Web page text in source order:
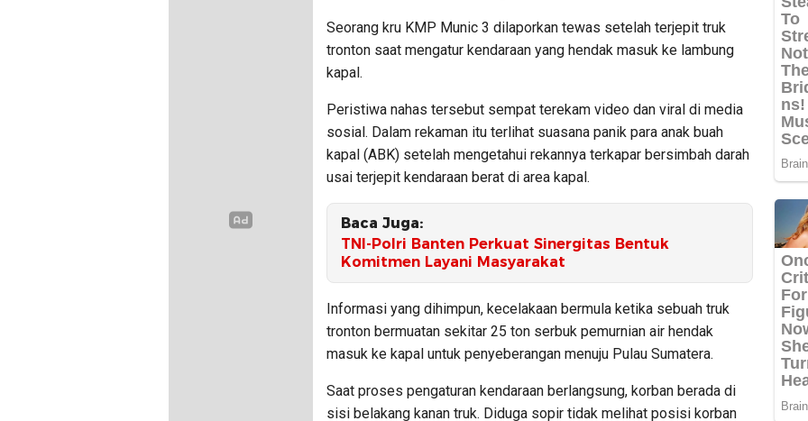
Seorang kru KMP Munic 3 dilaporkan tewas setelah terjepit truk
tronton saat mengatur kendaraan yang hendak masuk ke lambung
kapal.
Peristiwa nahas tersebut sempat terekam video dan viral di media
sosial. Dalam rekaman itu terlihat suasana panik para anak buah
kapal (ABK) setelah mengetahui rekannya terkapar bersimbah darah
usai terjepit kendaraan berat di area kapal.
Baca Juga:
TNI-Polri Banten Perkuat Sinergitas Bentuk
Komitmen Layani Masyarakat
Informasi yang dihimpun, kecelakaan bermula ketika sebuah truk
tronton bermuatan sekitar 25 ton serbuk pemurnian air hendak
masuk ke kapal untuk penyeberangan menuju Pulau Sumatera.
Saat proses pengaturan kendaraan berlangsung, korban berada di
sisi belakang kanan truk. Diduga sopir tidak melihat posisi korban